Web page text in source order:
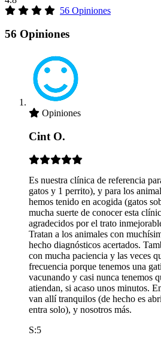
56 Opiniones
56 Opiniones
Opiniones
Cint O.
Es nuestra clínica de referencia
gatos y 1 perrito), y para los
hemos tenido en acogida (gatos
mucha suerte de conocer esta
agradecidos por el trato
Tratan a los animales con
hecho diagnósticos acertados.
con mucha paciencia y las veces
frecuencia porque tenemos una
vacunando y casi nunca tenemos
atiendan, si acaso unos minutos.
van allí tranquilos (de hecho es
entra solo), y nosotros más.
S:5